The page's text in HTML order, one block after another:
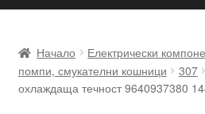
navigation
content
Доставка по целия свят
Начало Електрически
помпи, смукателни кошници
307
охлаждаща течност 9640937380